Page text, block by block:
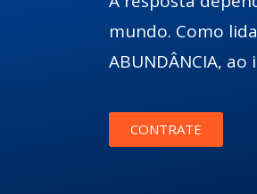
mundo. Como
ABUNDÂNCIA, ao
CONTRATE